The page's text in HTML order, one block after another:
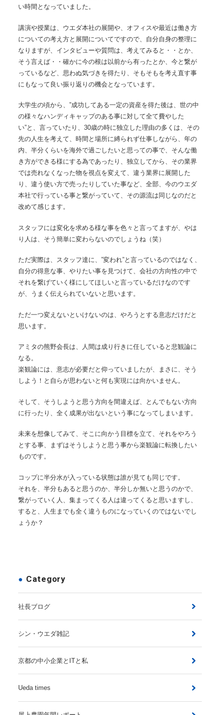
い時間となっていました。
講演や授業は、ウエダ本社の展開や、オフィスや最近は働き方
についての考え方と展開についてですので、自分自身の整理に
なりますが、インタビューや質問は、考えてみると・・とか、
そう言えば・・確かに今の根は以前から有ったとか、今と繋が
っているなど、思わぬ気づきを得たり、そもそもを考え直す事
にもなって良い振り返りの機会となっています。
大学生の頃から、”成功してある一定の資産を得た後は、世の中
の様々なハンディキャップのある事に対して全て費やした
い”と、言っていたり、30歳の時に独立した理由の多くは、その
先の人生を考えて、時間と場所に縛られず仕事しながら、年の
内、半分くらいを海外で過ごしたいと思っての事で、そんな働
き方ができる様にする為であったり、独立してから、その業界
では売れなくなった物を視点を変えて、違う業界に展開した
り、違う使い方で売ったりしていた事など、全部、今のウエダ
本社で行っている事と繋がっていて、その源流は同じなのだと
改めて感じます。
スタッフには変化を求める様な事を色々と言ってますが、やは
り人は、そう簡単に変わらないのでしょうね（笑）
ただ実際は、スタッフ達に、”変われ”と言っているのではなく、
自分の得意な事、やりたい事を見つけて、会社の方向性の中で
それを繋げていく様にしてほしいと言っているだけなのです
が、うまく伝えられていないと思います。
ただ一つ変えないといけないのは、やろうとする意志だけだと
思います。
アミタの熊野会長は、人間は成り行きに任していると悲観論に
なる。
楽観論には、意志が必要だと仰っていましたが、まさに、そう
しよう！と自らが思わないと何も実現には向かいません。
そして、そうしようと思う方向を間違えば、とんでもない方向
に行ったり、全く成果が出ないという事になってしまいます。
未来を想像してみて、そこに向かう目標を立て、それをやろう
とする事、まずはそうしようと思う事から楽観論に転換したい
ものです。
コップに半分水が入っている状態は誰が見ても同じです。
それを、半分もあると思うのか、半分しか無いと思うのかで、
繋がっていく人、集まってくる人は違ってくると思いますし、
すると、人生までも全く違うものになっていくのではないでし
ょうか？
Category
社長ブログ
シン・ウエダ雑記
京都の中小企業とITと私
Ueda times